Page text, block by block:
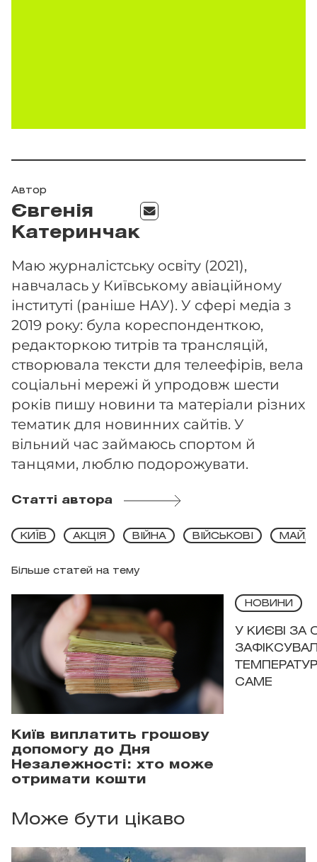
Автор
Євгенія
Катеринчак
Маю журналістську освіту (2021),
навчалась у Київському авіаційному
інституті (раніше НАУ). У сфері медіа з
2019 року: була кореспонденткою,
редакторкою титрів та трансляцій,
створювала тексти для телеефірів, вела
соціальні мережі й упродовж шести
років пишу новини та матеріали різних
тематик для новинних сайтів. У
вільний час займаюсь спортом й
танцями, люблю подорожувати.
Статті автора
Більше статей на тему
КИЇВ АКЦІЯ ВІЙНА ВІЙСЬКОВІ
Київ виплатить грошову
допомогу до Дня
Незалежності: хто може
отримати кошти
НОВИНИ
У КИЄВІ ЗА
САМЕ
Може бути цікаво